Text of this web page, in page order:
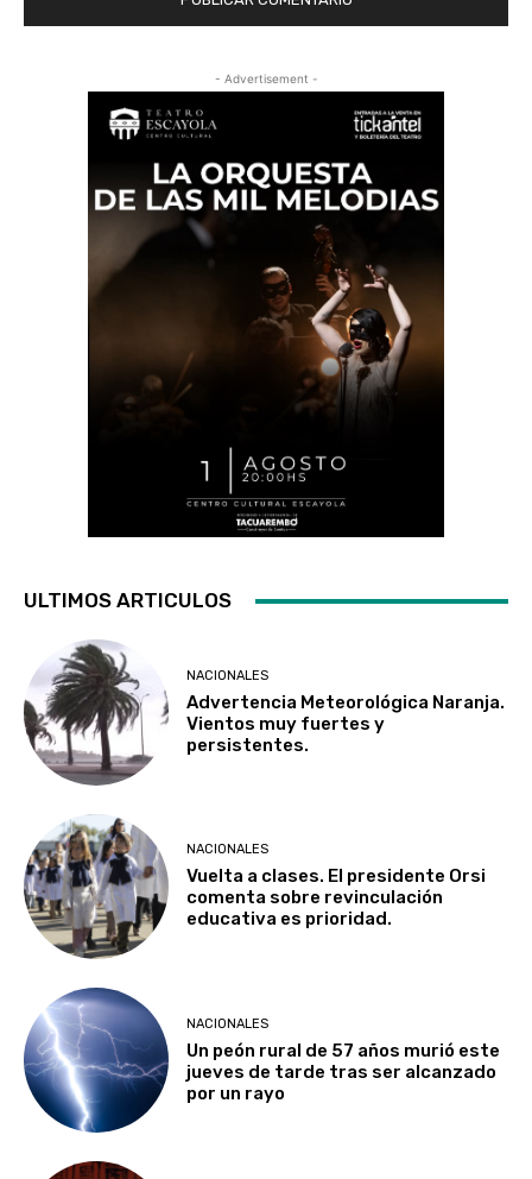
- Advertisement -
ULTIMOS ARTICULOS
NACIONALES
Advertencia Meteorológica Naranja.
Vientos muy fuertes y
persistentes.
NACIONALES
Vuelta a clases. El presidente Orsi
comenta sobre revinculación
educativa es prioridad.
NACIONALES
Un peón rural de 57 años murió este
jueves de tarde tras ser alcanzado
por un rayo